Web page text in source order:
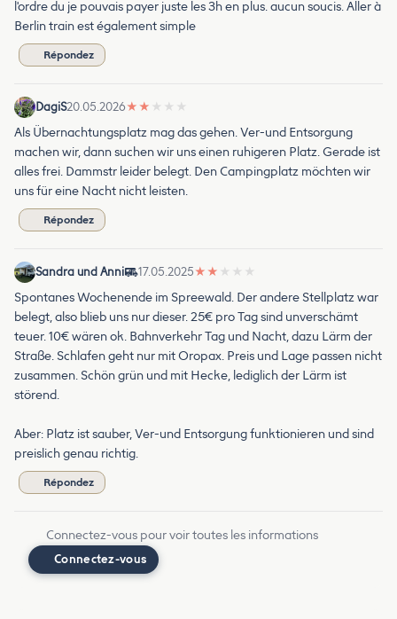
l'ordre du je pouvais payer juste les 3h en plus. aucun soucis. Aller à
Berlin train est également simple
Répondez
DagiS20.05.2026★ ★ ★ ★ ★
Als Übernachtungsplatz mag das gehen. Ver-und Entsorgung
machen wir, dann suchen wir uns einen ruhigeren Platz. Gerade ist
alles frei. Dammstr leider belegt. Den Campingplatz möchten wir
uns für eine Nacht nicht leisten.
Répondez
Sandra und Anni 17.05.2025★ ★ ★ ★ ★
Spontanes Wochenende im Spreewald. Der andere Stellplatz war
belegt, also blieb uns nur dieser. 25€ pro Tag sind unverschämt
teuer. 10€ wären ok. Bahnverkehr Tag und Nacht, dazu Lärm der
Straße. Schlafen geht nur mit Oropax. Preis und Lage passen nicht
zusammen. Schön grün und mit Hecke, lediglich der Lärm ist
störend.
Aber: Platz ist sauber, Ver-und Entsorgung funktionieren und sind
preislich genau richtig.
Répondez
Connectez-vous pour voir toutes les informations
Connectez-vous